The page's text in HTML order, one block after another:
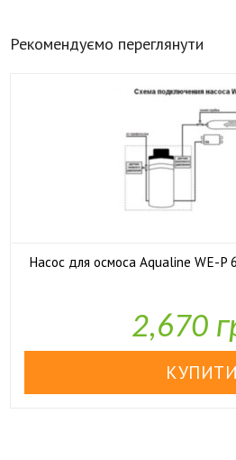
Рекомендуємо переглянути
Насос для осмоса Aqualine WE-P
2,670